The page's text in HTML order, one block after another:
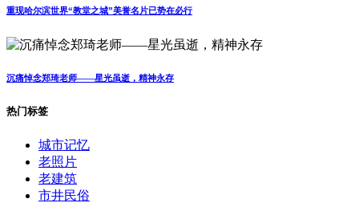
重现哈尔滨世界“教堂之城”美誉名片已势在必行
沉痛悼念郑琦老师——星光虽逝，精神永存
热门标签
城市记忆
老照片
老建筑
市井民俗